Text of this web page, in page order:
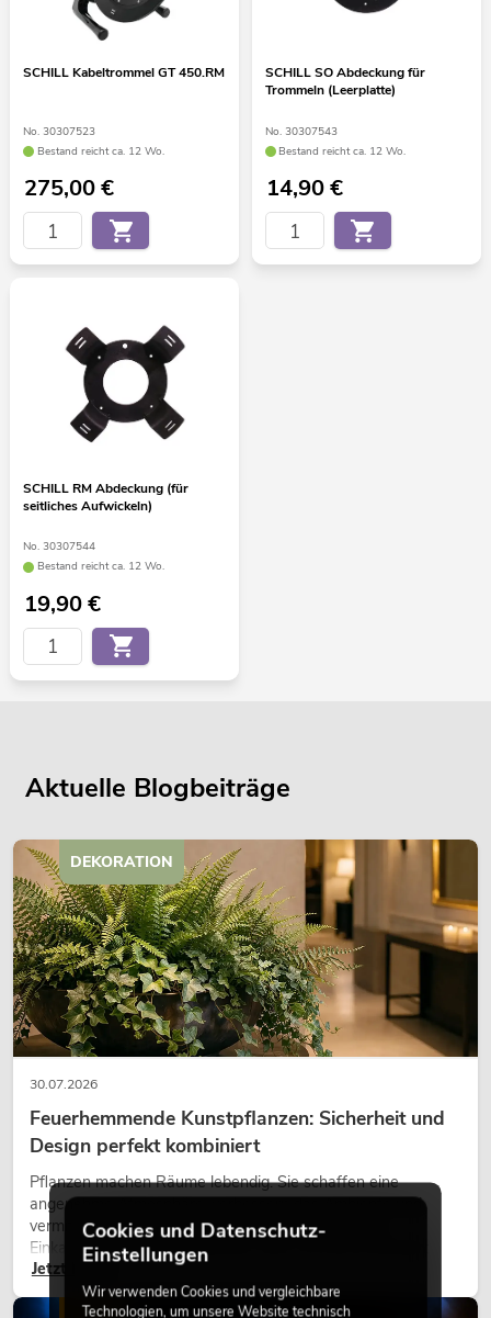
SCHILL Kabeltrommel GT 450.RM
No. 30307523
Bestand reicht ca. 12 Wo.
275,00€
SCHILL SO Abdeckung für
Trommeln (Leerplatte)
No. 30307543
Bestand reicht ca. 12 Wo.
14,90€
SCHILL RM Abdeckung (für
seitliches Aufwickeln)
No. 30307544
Bestand reicht ca. 12 Wo.
19,90€
Aktuelle Blogbeiträge
30.07.2026
Feuerhemmende Kunstpflanzen: Sicherheit und
Design perfekt kombiniert
Pflanzen machen Räume lebendig. Sie schaffen eine
angenehme Atmosphäre, verbessern das Ambiente und
vermitteln Natürlichkeit. Ob in Hotels, Restaurants,
Einkaufszentren, Bürogebäuden oder auf Messeständen:
eine hochwertige Begrünung gehört heute längst zum
modernen Raumkonzept.
Jetzt lesen
DEKORATION
Cookies und Datenschutz-
Einstellungen
Wir verwenden Cookies und vergleichbare
Technologien, um unsere Website technisch